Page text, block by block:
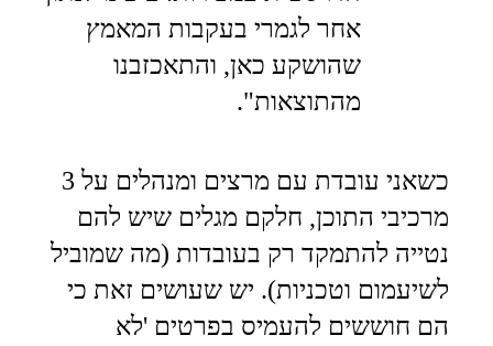
אחר לגמרי בעקבות המאמץ
שהושקע כאן, והתאכזבנו
מהתוצאות".
כשאני עובדת עם מרצים ומנהלים על 3
מרכיבי התוכן, חלקם מגלים שיש להם
נטייה להתמקד רק בעובדות (מה שמוביל
לשיעמום וטכניות). יש שעושים זאת כי
הם חוששים להעמיס בפרטים 'לא